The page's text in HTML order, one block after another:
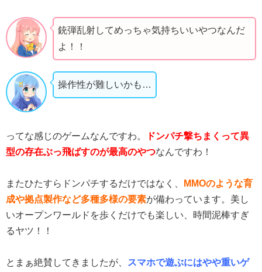
銃弾乱射してめっちゃ気持ちいいやつなんだ
よ！！
操作性が難しいかも…
ってな感じのゲームなんですわ。
ドンパチ撃ちまくって異
型の存在ぶっ飛ばすのが最高のやつなんですわ！
またひたすらドンパチするだけではなく、
MMOのような育
成や拠点製作など多種多様の要素が備わっています。美し
いオープンワールドを歩くだけでも楽しい、時間泥棒すぎ
るヤツ！！
とまぁ絶賛してきましたが、 スマホで遊ぶにはやや重いゲ